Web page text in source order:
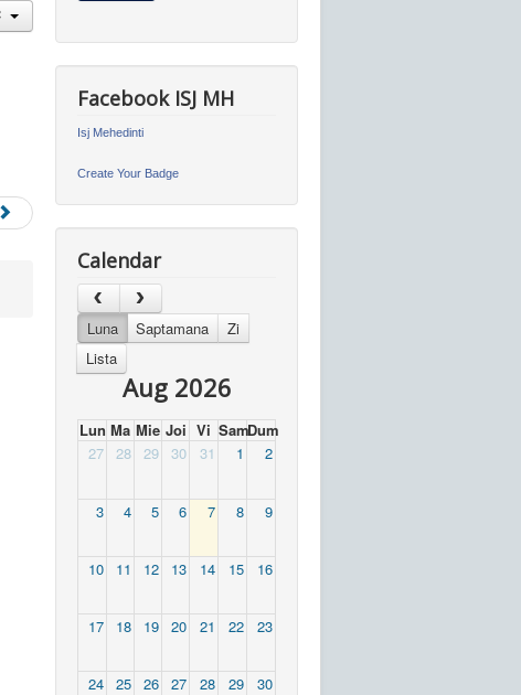
Facebook ISJ MH
Isj Mehedinti
Create Your Badge
Calendar
Luna Saptamana
Zi
Lista
Aug 2026
Lun Ma Mie Joi Vi SamDum
27
28 29 30 31 1 2
3 4 5 6 7 8 9
10 11 12 13 14 15 16
17 18 19 20 21 22 23
24 25 26 27 28 29 30